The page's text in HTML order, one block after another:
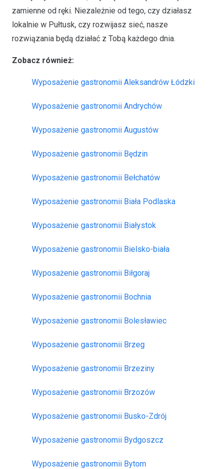
zamienne od ręki. Niezależnie od tego, czy działasz
lokalnie w Pułtusk, czy rozwijasz sieć, nasze
rozwiązania będą działać z Tobą każdego dnia.
Zobacz również:
Wyposażenie gastronomii Aleksandrów Łódzki
Wyposażenie gastronomii Andrychów
Wyposażenie gastronomii Augustów
Wyposażenie gastronomii Będzin
Wyposażenie gastronomii Bełchatów
Wyposażenie gastronomii Biała Podlaska
Wyposażenie gastronomii Białystok
Wyposażenie gastronomii Bielsko-biała
Wyposażenie gastronomii Biłgoraj
Wyposażenie gastronomii Bochnia
Wyposażenie gastronomii Bolesławiec
Wyposażenie gastronomii Brzeg
Wyposażenie gastronomii Brzeziny
Wyposażenie gastronomii Brzozów
Wyposażenie gastronomii Busko-Zdrój
Wyposażenie gastronomii Bydgoszcz
Wyposażenie gastronomii Bytom